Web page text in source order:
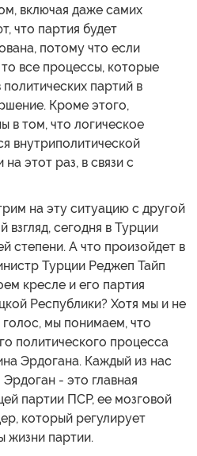
включая даже самих
что партия будет
потому что если
все процессы, которые
партий в
Кроме этого,
в том, что логическое
внутриполитической
этот раз, в связи с
на эту ситуацию с другой
сегодня в Турции
степени. А что произойдет в
Турции Реджеп Тайп
кресле и его партия
Республики? Хотя мы и не
мы понимаем, что
политического процесса
Эрдогана. Каждый из нас
- это главная
партии ПСР, ее мозговой
который регулирует
жизни партии.